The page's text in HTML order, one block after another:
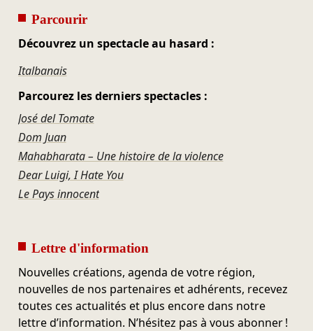
Parcourir
Découvrez un spectacle au hasard :
Italbanais
Parcourez les derniers spectacles :
José del Tomate
Dom Juan
Mahabharata – Une histoire de la violence
Dear Luigi, I Hate You
Le Pays innocent
Lettre d'information
Nouvelles créations, agenda de votre région,
nouvelles de nos partenaires et adhérents, recevez
toutes ces actualités et plus encore dans notre
lettre d’information. N’hésitez pas à vous abonner !